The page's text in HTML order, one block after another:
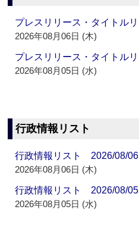
プレスリリース・タイトル
2026年08月06日 (木)
プレスリリース・タイトル
2026年08月05日 (水)
行政情報リスト
行政情報リスト 2026/08/06
2026年08月06日 (木)
行政情報リスト 2026/08/05
2026年08月05日 (水)